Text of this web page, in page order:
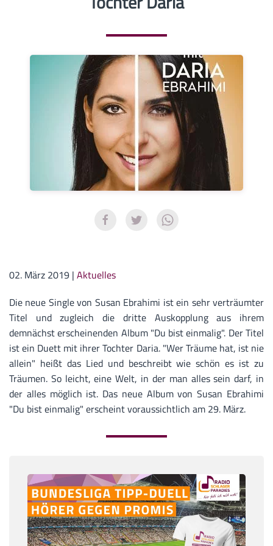
02. März 2019 | Aktuelles
Die neue Single von Susan Ebrahimi ist ein sehr verträumter
Titel und zugleich die dritte Auskopplung aus ihrem
demnächst erscheinenden Album "Du bist einmalig". Der Titel
ist ein Duett mit ihrer Tochter Daria. "Wer Träume hat, ist nie
allein" heißt das Lied und beschreibt wie schön es ist zu
Träumen. So leicht, eine Welt, in der man alles sein darf, in
der alles möglich ist. Das neue Album von Susan Ebrahimi
"Du bist einmalig" erscheint voraussichtlich am 29. März.